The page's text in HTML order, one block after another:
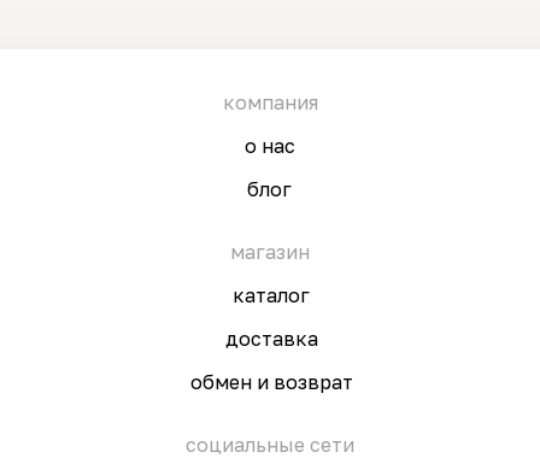
социальные сети
обмен и возврат
доставка
магазин
каталог
блог
о нас
компания